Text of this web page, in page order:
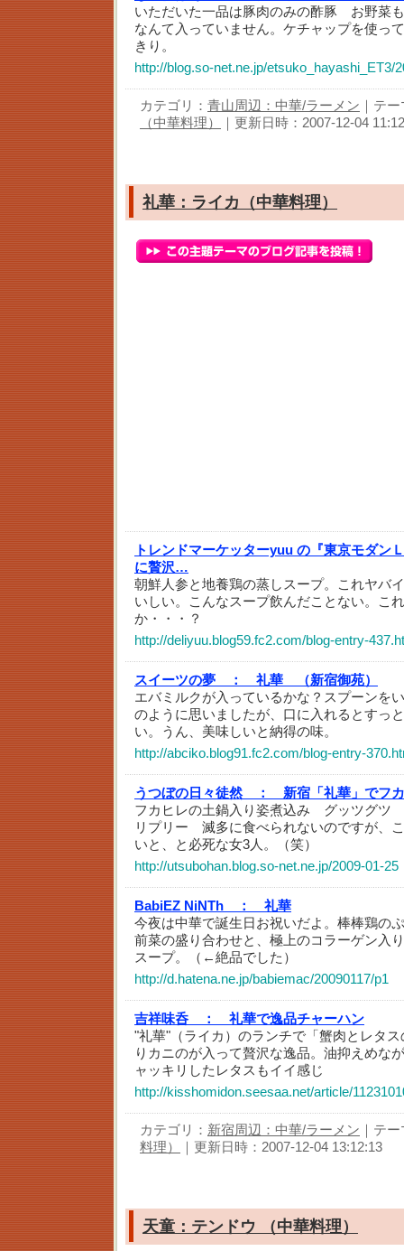
いただいた一品は豚肉のみの酢豚 お野菜
なんて入っていません。ケチャップを使っ
きり。
http://blog.so-net.ne.jp/etsuko_hayashi_ET3/
カテゴリ： 青山周辺：中華/ラーメン ｜テ
（中華料理）
｜更新日時：2007-12-04
礼華：ライカ（中華料理）
トレンドマーケッターyuu の『東京モダン
に贅沢…
朝鮮人参と地養鶏の蒸しスープ。これヤバ
いしい。こんなスープ飲んだことない。こ
か・・・？
http://deliyuu.blog59.fc2.com/blog-entry-
スイーツの夢 ：
礼華 （新宿御苑）
エバミルクが入っているかな？スプーンを
のように思いましたが、口に入れるとすっ
い。うん、美味しいと納得の味。
http://abciko.blog91.fc2.com/blog-entry-
うつぼの日々徒然 ：
新宿「礼華」でフ
フカヒレの土鍋入り姿煮込み グッツグツ
リプリー 滅多に食べられないのですが、
いと、と必死な女3人。（笑）
http://utsubohan.blog.so-net.ne.jp/2009-01-25
BabiEZ NiNTh ：
礼華
今夜は中華で誕生日お祝いだよ。棒棒鶏の
前菜の盛り合わせと、極上のコラーゲン入
スープ。（←絶品でした）
http://d.hatena.ne.jp/babiemac/20090117/p1
吉祥味呑 ：
礼華で逸品チャーハン
"礼華"（ライカ）のランチで「蟹肉とレタ
りカニのが入って贅沢な逸品。油抑えめな
ャッキリしたレタスもイイ感じ
http://kisshomidon.seesaa.net/article/
カテゴリ： 新宿周辺：中華/ラーメン ｜テ
料理）
｜更新日時：2007-12-04 13:12:13
天童：テンドウ （中華料理）